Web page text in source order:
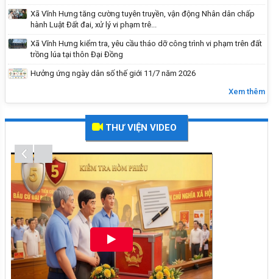
Xã Vĩnh Hưng tăng cường tuyên truyền, vận động Nhân dân chấp
hành Luật Đất đai, xử lý vi phạm trê...
Xã Vĩnh Hưng kiểm tra, yêu cầu tháo dỡ công trình vi phạm trên đất
trồng lúa tại thôn Đại Đồng
Hưởng ứng ngày dân số thế giới 11/7 năm 2026
Xem thêm
THƯ VIỆN VIDEO
Quy định khi viết phiếu bầu